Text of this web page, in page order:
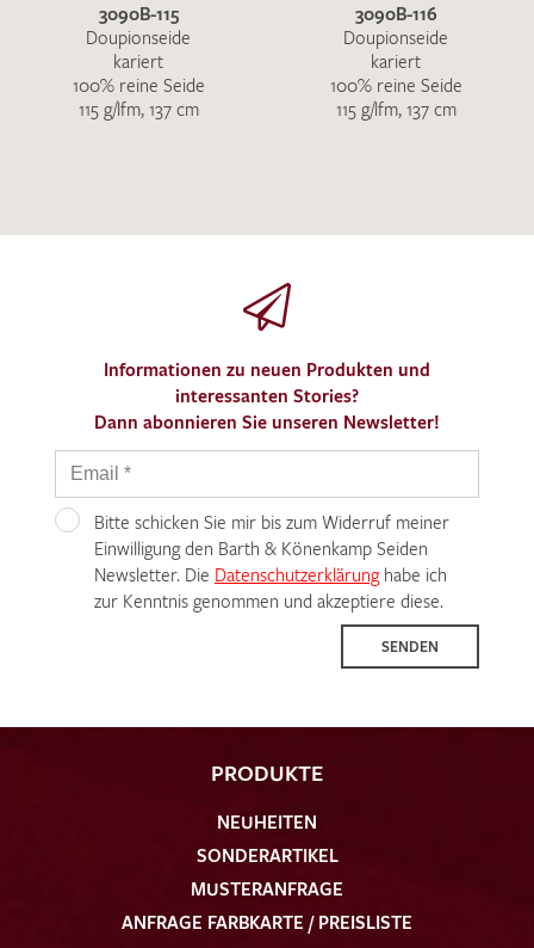
3090B-115
Doupionseide
kariert
100% reine Seide
115 g/lfm, 137 cm
3090B-116
Doupionseide
kariert
100% reine Seide
115 g/lfm, 137 cm
Informationen zu neuen Produkten und
interessanten Stories?
Dann abonnieren Sie unseren Newsletter!
Bitte schicken Sie mir bis zum Widerruf meiner
Einwilligung den Barth & Könenkamp Seiden
Newsletter. Die Datenschutzerklärunghabe ich
zur Kenntnis genommen und akzeptiere diese.
SENDEN
PRODUKTE
NEUHEITEN
SONDERARTIKEL
MUSTERANFRAGE
ANFRAGE FARBKARTE / PREISLISTE